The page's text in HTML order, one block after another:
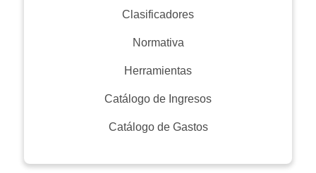
Clasificadores
Normativa
Herramientas
Catálogo de Ingresos
Catálogo de Gastos